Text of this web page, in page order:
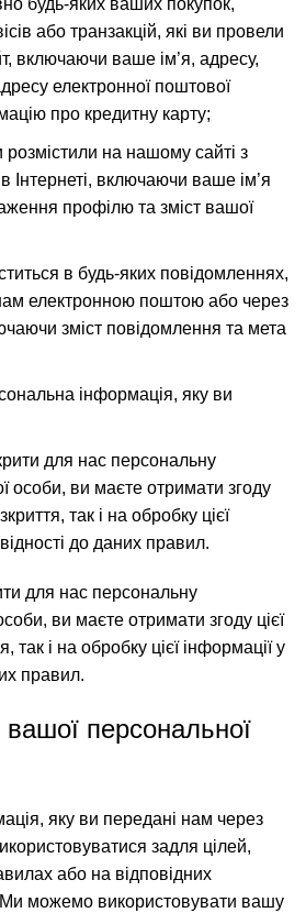
будь-яких ваших покупок,
або транзакцій, які ви провели
включаючи ваше ім’я, адресу,
електронної поштової
про кредитну карту;
розмістили на нашому сайті з
в Інтернеті, включаючи ваше ім’я
профілю та зміст вашої
в будь-яких повідомленнях,
електронною поштою або через
зміст повідомлення та мета
інформація, яку ви
для нас персональну
особи, ви маєте отримати згоду
так і на обробку цієї
до даних правил.
для нас персональну
ви маєте отримати згоду цієї
так і на обробку цієї інформації у
правил.
персональної
яку ви передані нам через
задля цілей,
або на відповідних
Ми можемо використовувати вашу